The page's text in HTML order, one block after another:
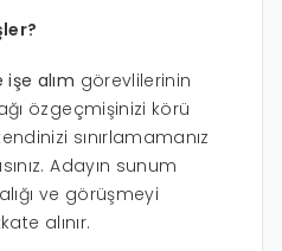
alım görevlilerinin
özgeçmişinizi körü
sınırlamamanız
Adayın sunum
ve görüşmeyi
alınır.